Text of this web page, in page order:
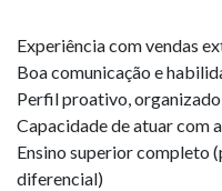
Experiência com vendas
Boa comunicação e
Perfil proativo,
Capacidade de atuar com
Ensino superior completo
diferencial)